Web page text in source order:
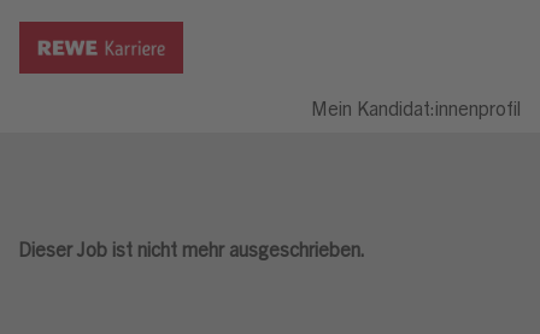
Mein Kandidat:innenprofil
Dieser Job ist nicht mehr ausgeschrieben.